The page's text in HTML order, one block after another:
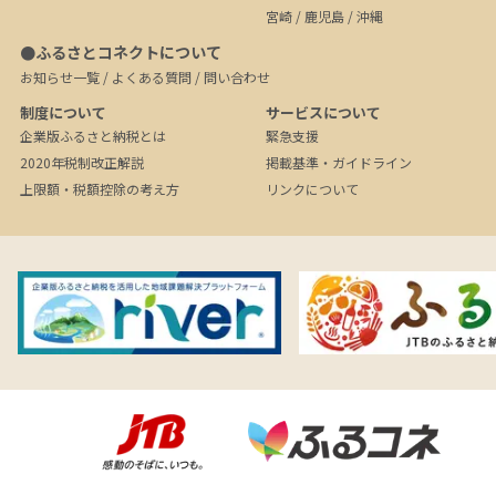
宮崎 / 鹿児島 /沖縄
●ふるさとコネクトについて
お知らせ一覧/ よくある質問 / 問い合わせ
制度について
企業版ふるさと納税とは
2020年税制改正解説
上限額・税額控除の考え方
サービスについて
緊急支援
掲載基準・ガイドライン
リンクについて